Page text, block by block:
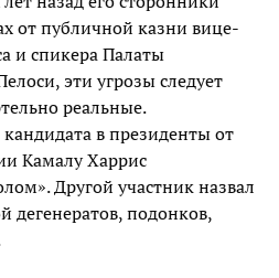
от публичной казни вице-
и спикера Палаты
эти угрозы следует
реальные.
в президенты от
Камалу Харрис
Другой участник назвал
дегенератов, подонков,